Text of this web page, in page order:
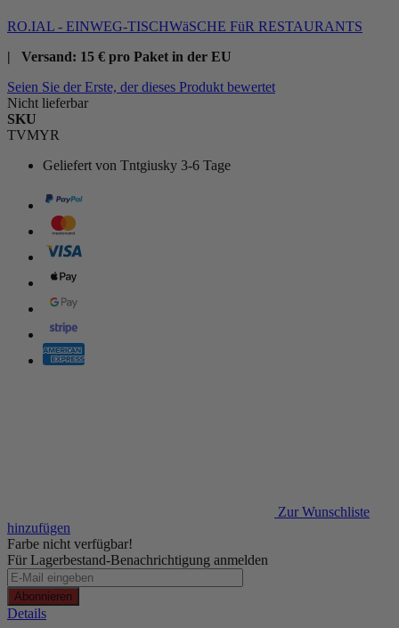
RO.IAL - EINWEG-TISCHWäSCHE FüR RESTAURANTS
| Versand: 15 € pro Paket in der EU
Seien Sie der Erste, der dieses Produkt bewertet
Nicht lieferbar
SKU
TVMYR
Geliefert von Tntgiusky 3-6 Tage
Zur Wunschliste
hinzufügen
Farbe nicht verfügbar!
Für Lagerbestand-Benachrichtigung anmelden
Abonnieren
Details